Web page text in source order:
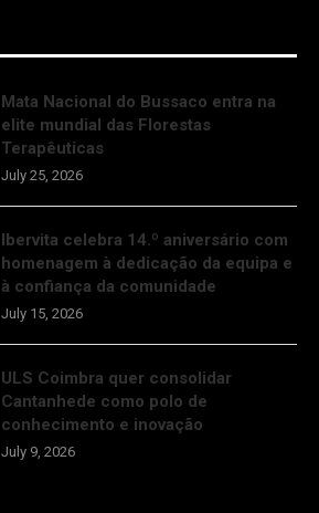
Mata Nacional do Bussaco entra na
elite mundial das Florestas
Terapêuticas
July 25, 2026
Ibervita celebra 14.º aniversário com
homenagem à dedicação da equipa e
à confiança da comunidade
July 15, 2026
ULS Coimbra quer consolidar
Cantanhede como polo de
conhecimento e inovação
July 9, 2026